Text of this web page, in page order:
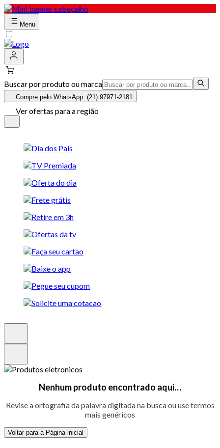
Menu
Buscar por produto ou marca
Compre pelo WhatsApp: (21) 97971-2181
Ver ofertas para a região
Nenhum produto encontrado aqui…
Revise a ortografia da palavra digitada na busca ou use termos
mais genéricos
Voltar para a Página inicial